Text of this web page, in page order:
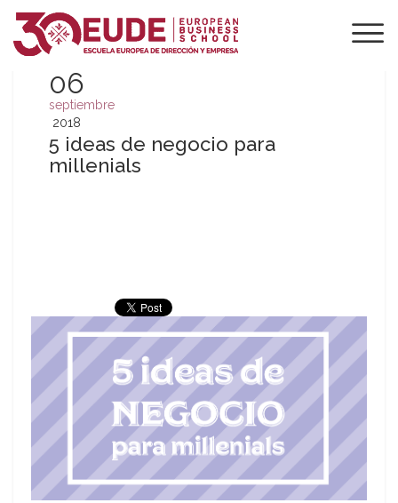
06
septiembre
2018
5 ideas de negocio para
millenials